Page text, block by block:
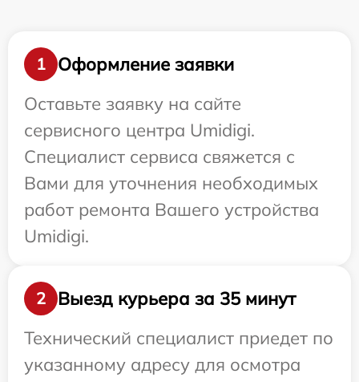
1
Оформление заявки
Оставьте заявку на сайте
сервисного центра Umidigi.
Специалист сервиса свяжется с
Вами для уточнения необходимых
работ ремонта Вашего устройства
Umidigi.
2
Выезд курьера за 35 минут
Технический специалист приедет по
указанному адресу для осмотра